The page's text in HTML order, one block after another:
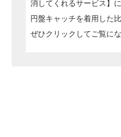
消してくれるサービス】
円盤キャッチを着用した
ぜひクリックしてご覧に